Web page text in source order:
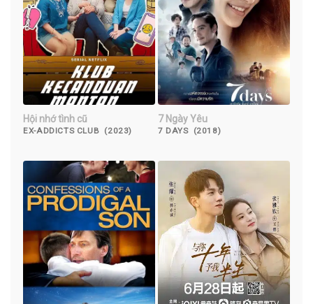
Hội nhớ tình cũ
EX-ADDICTS CLUB (2023)
7 Ngày Yêu
7 DAYS (2018)